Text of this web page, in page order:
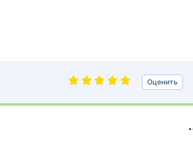
Оценить